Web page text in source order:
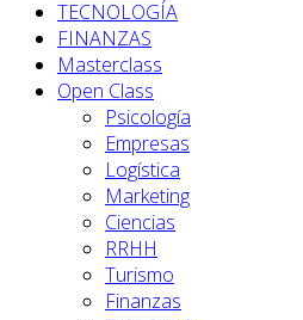
TECNOLOGÍA
FINANZAS
Masterclass
Open Class
Psicología
Empresas
Logística
Marketing
Ciencias
RRHH
Turismo
Finanzas